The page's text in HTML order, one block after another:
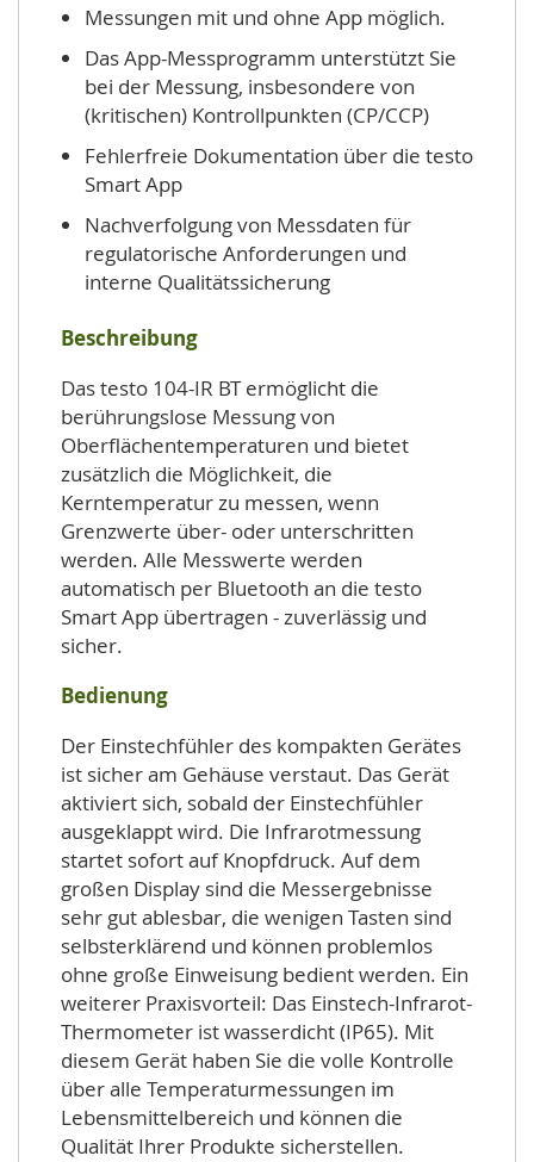
Messungen mit und ohne App möglich.
Das App-Messprogramm unterstützt Sie
bei der Messung, insbesondere von
(kritischen) Kontrollpunkten (CP/CCP)
Fehlerfreie Dokumentation über die testo
Smart App
Nachverfolgung von Messdaten für
regulatorische Anforderungen und
interne Qualitätssicherung
Beschreibung
Das testo 104-IR BT ermöglicht die
berührungslose Messung von
Oberflächentemperaturen und bietet
zusätzlich die Möglichkeit, die
Kerntemperatur zu messen, wenn
Grenzwerte über- oder unterschritten
werden. Alle Messwerte werden
automatisch per Bluetooth an die testo
Smart App übertragen - zuverlässig und
sicher.
Bedienung
Der Einstechfühler des kompakten Gerätes
ist sicher am Gehäuse verstaut. Das Gerät
aktiviert sich, sobald der Einstechfühler
ausgeklappt wird. Die Infrarotmessung
startet sofort auf Knopfdruck. Auf dem
großen Display sind die Messergebnisse
sehr gut ablesbar, die wenigen Tasten sind
selbsterklärend und können problemlos
ohne große Einweisung bedient werden. Ein
weiterer Praxisvorteil: Das Einstech-Infrarot-
Thermometer ist wasserdicht (IP65). Mit
diesem Gerät haben Sie die volle Kontrolle
über alle Temperaturmessungen im
Lebensmittelbereich und können die
Qualität Ihrer Produkte sicherstellen.